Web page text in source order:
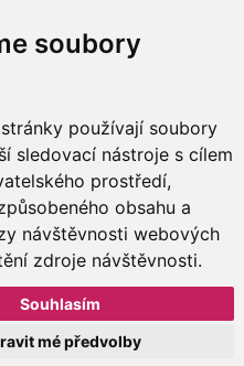
soubory
používají soubory
sledovací nástroje s cílem
prostředí,
obsahu a
návštěvnosti webových
zdroje návštěvnosti.
Souhlasím
mé předvolby